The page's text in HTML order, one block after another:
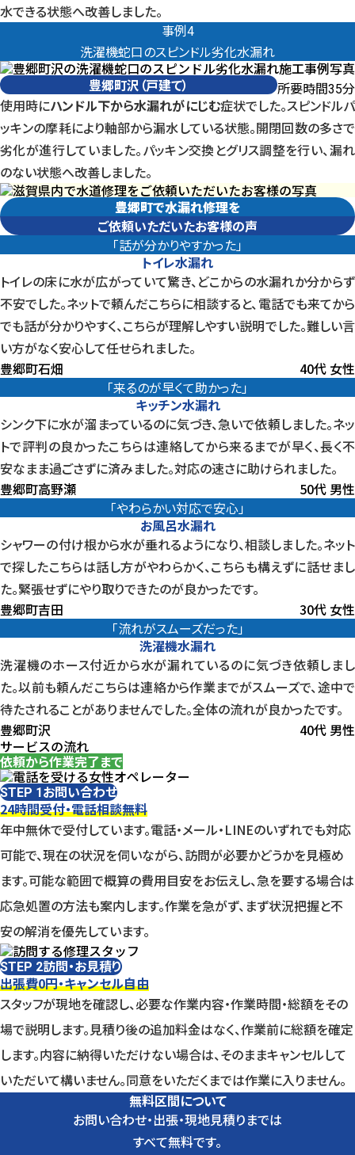
水できる状態へ改善しました。
豊郷町沢（戸建て） 事例4洗濯機蛇口のスピンドル劣化水漏れ
事例4
洗濯機蛇口のスピンドル劣化水漏れ
豊郷町沢（戸建て）
所要時間35分
使用時にハンドル下から水漏れがにじむ症状でした。スピンドルパ
ッキンの摩耗により軸部から漏水している状態。開閉回数の多さで
劣化が進行していました。パッキン交換とグリス調整を行い、漏れ
のない状態へ改善しました。
豊郷町で水漏れ修理を
ご依頼いただいたお客様の声
「話が分かりやすかった」
トイレ水漏れ
トイレの床に水が広がっていて驚き、どこからの水漏れか分からず
不安でした。ネットで頼んだこちらに相談すると、電話でも来てから
でも話が分かりやすく、こちらが理解しやすい説明でした。難しい言
い方がなく安心して任せられました。
豊郷町石畑
40代 女性
「来るのが早くて助かった」
キッチン水漏れ
シンク下に水が溜まっているのに気づき、急いで依頼しました。ネッ
トで評判の良かったこちらは連絡してから来るまでが早く、長く不
安なまま過ごさずに済みました。対応の速さに助けられました。
豊郷町高野瀬
50代 男性
「やわらかい対応で安心」
お風呂水漏れ
シャワーの付け根から水が垂れるようになり、相談しました。ネット
で探したこちらは話し方がやわらかく、こちらも構えずに話せまし
た。緊張せずにやり取りできたのが良かったです。
豊郷町吉田
30代 女性
「流れがスムーズだった」
洗濯機水漏れ
洗濯機のホース付近から水が漏れているのに気づき依頼しまし
た。以前も頼んだこちらは連絡から作業までがスムーズで、途中で
待たされることがありませんでした。全体の流れが良かったです。
豊郷町沢
40代 男性
サービスの流れ
依頼から作業完了まで
STEP 1お問い合わせ
24時間受付・電話相談無料
年中無休で受付しています。電話・メール・LINEのいずれでも対応
可能で、現在の状況を伺いながら、訪問が必要かどうかを見極め
ます。可能な範囲で概算の費用目安をお伝えし、急を要する場合は
応急処置の方法も案内します。作業を急がず、まず状況把握と不
安の解消を優先しています。
STEP 2訪問・お見積り
出張費0円・キャンセル自由
スタッフが現地を確認し、必要な作業内容・作業時間・総額をその
場で説明します。見積り後の追加料金はなく、作業前に総額を確定
します。内容に納得いただけない場合は、そのままキャンセルして
いただいて構いません。同意をいただくまでは作業に入りません。
無料区間について
お問い合わせ・出張・現地見積りまでは
すべて無料です。